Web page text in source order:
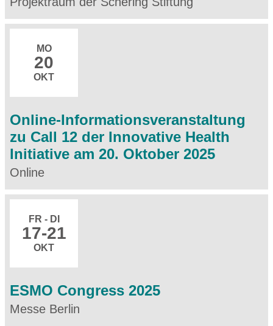
MO
20
OKT
Online-Informationsveranstaltung
zu Call 12 der Innovative Health
Initiative am 20. Oktober 2025
Online
FR - DI
17-21
OKT
ESMO Congress 2025
Messe Berlin